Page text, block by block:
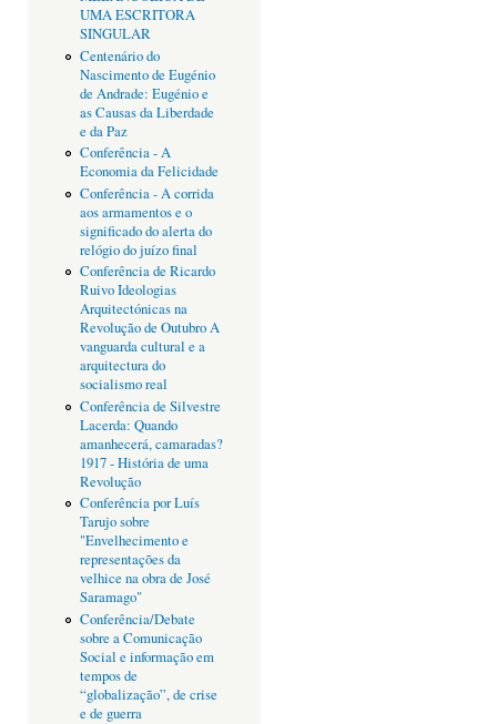
UMA ESCRITORA
SINGULAR
Centenário do
Nascimento de Eugénio
de Andrade: Eugénio e
as Causas da Liberdade
e da Paz
Conferência - A
Economia da Felicidade
Conferência - A corrida
aos armamentos e o
significado do alerta do
relógio do juízo final
Conferência de Ricardo
Ruivo Ideologias
Arquitectónicas na
Revolução de Outubro A
vanguarda cultural e a
arquitectura do
socialismo real
Conferência de Silvestre
Lacerda: Quando
amanhecerá, camaradas?
1917 - História de uma
Revolução
Conferência por Luís
Tarujo sobre
"Envelhecimento e
representações da
velhice na obra de José
Saramago"
Conferência/Debate
sobre a Comunicação
Social e informação em
tempos de
“globalização”, de crise
e de guerra